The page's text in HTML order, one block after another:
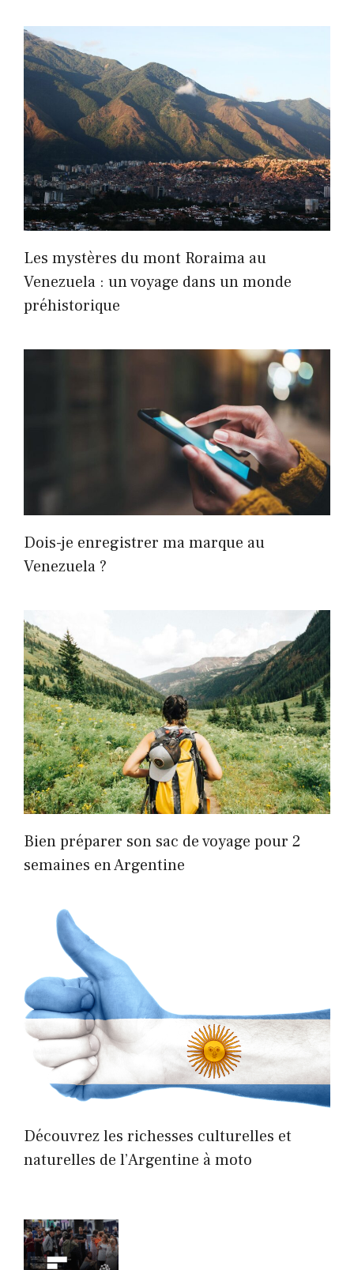
Les mystères du mont Roraima au
Venezuela : un voyage dans un monde
préhistorique
Dois-je enregistrer ma marque au
Venezuela ?
Bien préparer son sac de voyage pour 2
semaines en Argentine
Découvrez les richesses culturelles et
naturelles de l’Argentine à moto